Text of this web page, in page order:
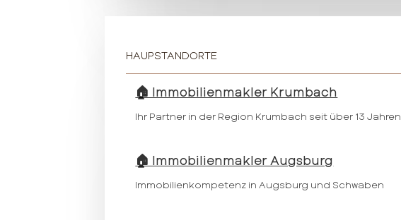
HAUPSTANDORTE
🏠 Immobilienmakler Krumbach
Ihr Partner in der Region Krumbach seit über 13 Jahren
🏠 Immobilienmakler Augsburg
Immobilienkompetenz in Augsburg und Schwaben